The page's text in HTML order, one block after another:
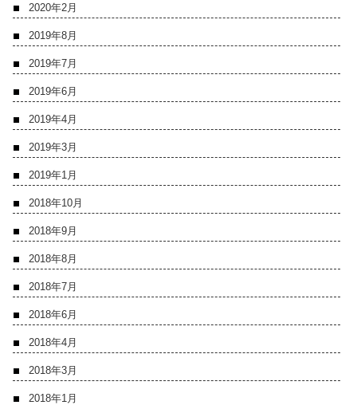
2020年2月
2019年8月
2019年7月
2019年6月
2019年4月
2019年3月
2019年1月
2018年10月
2018年9月
2018年8月
2018年7月
2018年6月
2018年4月
2018年3月
2018年1月